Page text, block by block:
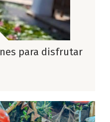
para disfrutar